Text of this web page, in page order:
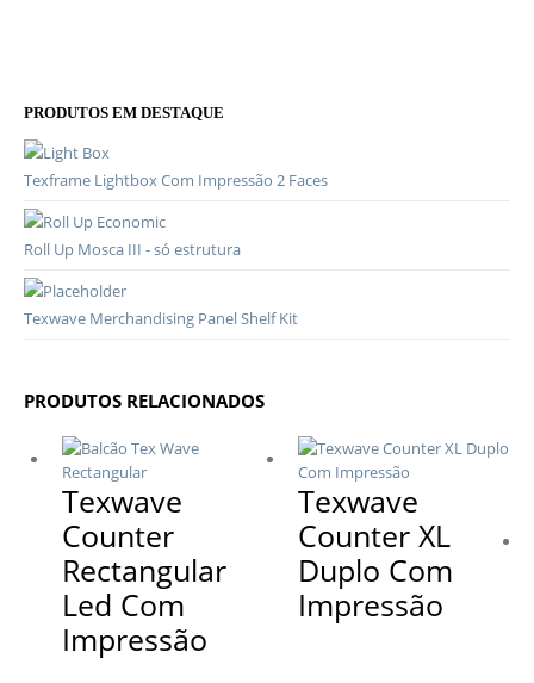
PRODUTOS EM DESTAQUE
Texframe Lightbox Com Impressão 2 Faces
Roll Up Mosca III - só estrutura
Texwave Merchandising Panel Shelf Kit
PRODUTOS RELACIONADOS
Texwave
Counter
Rectangular
Led Com
Impressão
Texwave
Counter XL
Duplo Com
Impressão